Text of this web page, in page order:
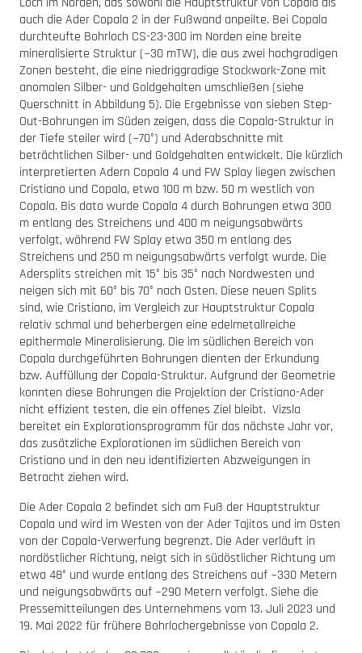
auch die Ader Copala 2 in der Fußwand anpeilte. Bei Copala
durchteufte Bohrloch CS-23-300 im Norden eine breite
mineralisierte Struktur (~30 mTW), die aus zwei hochgradigen
Zonen besteht, die eine niedriggradige Stockwork-Zone mit
anomalen Silber- und Goldgehalten umschließen (siehe
Querschnitt in Abbildung 5). Die Ergebnisse von sieben Step-
Out-Bohrungen im Süden zeigen, dass die Copala-Struktur in
der Tiefe steiler wird (~70°) und Aderabschnitte mit
beträchtlichen Silber- und Goldgehalten entwickelt. Die kürzlich
interpretierten Adern Copala 4 und FW Splay liegen zwischen
Cristiano und Copala, etwa 100 m bzw. 50 m westlich von
Copala. Bis dato wurde Copala 4 durch Bohrungen etwa 300
m entlang des Streichens und 400 m neigungsabwärts
verfolgt, während FW Splay etwa 350 m entlang des
Streichens und 250 m neigungsabwärts verfolgt wurde. Die
Adersplits streichen mit 15° bis 35° nach Nordwesten und
neigen sich mit 60° bis 70° nach Osten. Diese neuen Splits
sind, wie Cristiano, im Vergleich zur Hauptstruktur Copala
relativ schmal und beherbergen eine edelmetallreiche
epithermale Mineralisierung. Die im südlichen Bereich von
Copala durchgeführten Bohrungen dienten der Erkundung
bzw. Auffüllung der Copala-Struktur. Aufgrund der Geometrie
konnten diese Bohrungen die Projektion der Cristiano-Ader
nicht effizient testen, die ein offenes Ziel bleibt. Vizsla
bereitet ein Explorationsprogramm für das nächste Jahr vor,
das zusätzliche Explorationen im südlichen Bereich von
Cristiano und in den neu identifizierten Abzweigungen in
Betracht ziehen wird.
Die Ader Copala 2 befindet sich am Fuß der Hauptstruktur
Copala und wird im Westen von der Ader Tajitos und im Osten
von der Copala-Verwerfung begrenzt. Die Ader verläuft in
nordöstlicher Richtung, neigt sich in südöstlicher Richtung um
etwa 48° und wurde entlang des Streichens auf ~330 Metern
und neigungsabwärts auf ~290 Metern verfolgt. Siehe die
Pressemitteilungen des Unternehmens vom 13. Juli 2023 und
19. Mai 2022 für frühere Bohrlochergebnisse von Copala 2.